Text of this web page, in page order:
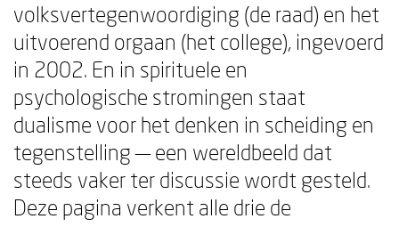
volksvertegenwoordiging (de raad) en het
uitvoerend orgaan (het college), ingevoerd
in 2002. En in spirituele en
psychologische stromingen staat
dualisme voor het denken in scheiding en
tegenstelling — een wereldbeeld dat
steeds vaker ter discussie wordt gesteld.
Deze pagina verkent alle drie de